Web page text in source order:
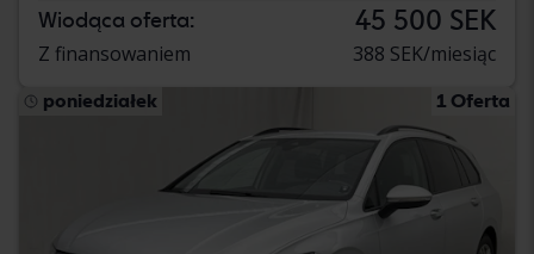
Wiodąca oferta: 45 500 SEK
Z finansowaniem 388 SEK/miesiąc
poniedziałek 1 Oferta